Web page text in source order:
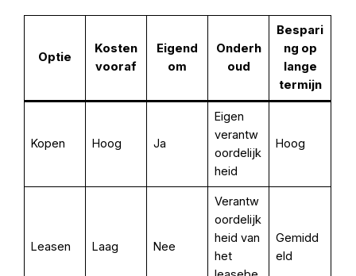
Optie
Kosten
vooraf
Eigend
om
Onderh
oud
Bespari
ng op
lange
termijn
Kopen Hoog Ja
Eigen
verantw
oordelijk
heid
Hoog
Leasen Laag Nee
Verantw
oordelijk
heid van
het
Gemidd
eld